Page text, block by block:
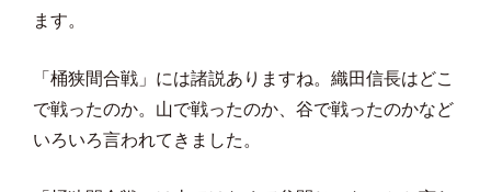
ます。
「桶狭間合戦」には諸説ありますね。織田信長はどこ
で戦ったのか。山で戦ったのか、谷で戦ったのかなど
いろいろ言われてきました。